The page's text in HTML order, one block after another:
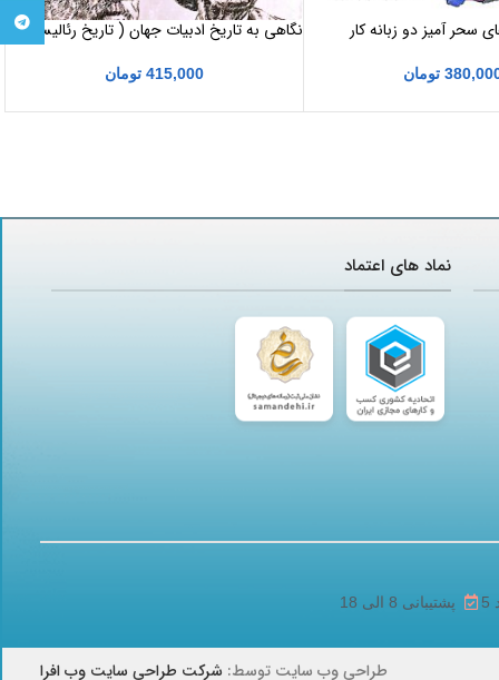
سحر آمیز دو زبانه کار
تومان
نگاهی به تاریخ ادبیات جهان ( تاریخ رئالیسم)
415,000 تومان
نماد های اعتماد
پشتیبانی 8 الی 18
طراحی وب سایت توسط: شرکت طراحی سایت وب افرا
تلگرام